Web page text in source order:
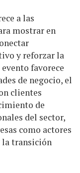
a las
mostrar en
y reforzar la
favorece
de negocio, el
clientes
de
del sector,
como actores
la transición